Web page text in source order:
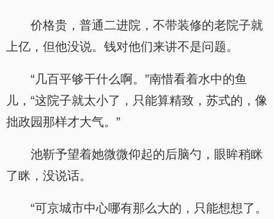
价格贵，普通二进院，不带装修的老院子就
上亿，但他没说。钱对他们来讲不是问题。
“几百平够干什么啊。”南惜看着水中的鱼
儿，“这院子就太小了，只能算精致，苏式的，像
拙政园那样才大气。”
池靳予望着她微微仰起的后脑勺，眼眸稍眯
了眯，没说话。
“可京城市中心哪有那么大的，只能想想了。